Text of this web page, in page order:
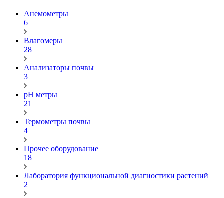
Анемометры
6
Влагомеры
28
Анализаторы почвы
3
pH метры
21
Термометры почвы
4
Прочее оборудование
18
Лаборатория функциональной диагностики растений
2